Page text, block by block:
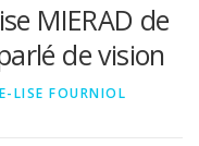
MIERAD de
de vision
LISE FOURNIOL